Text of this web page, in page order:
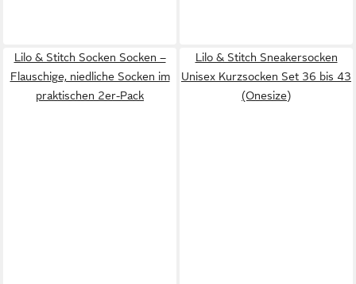
Lilo & Stitch Socken Socken –
Flauschige, niedliche Socken im
praktischen 2er-Pack
Lilo & Stitch Sneakersocken
Unisex Kurzsocken Set 36 bis 43
(Onesize)